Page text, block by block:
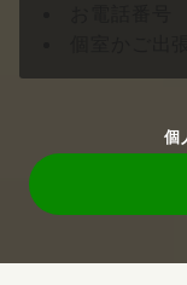
個